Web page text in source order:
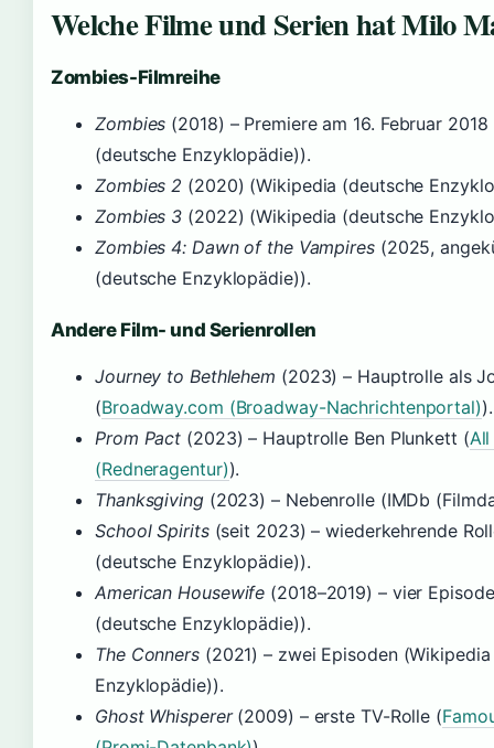
Welche Filme und Serien hat Milo
Zombies-Filmreihe
Zombies (2018) – Premiere am 16. Februar
(deutsche Enzyklopädie)).
Zombies 2 (2020) (Wikipedia (deutsche
Zombies 3 (2022) (Wikipedia (deutsche
Zombies 4: Dawn of the Vampires(2025,
(deutsche Enzyklopädie)).
Andere Film- und Serienrollen
Journey to Bethlehem (2023) – Hauptrolle als
(Broadway.com (Broadway-Nachrichtenportal)).
Prom Pact (2023) – Hauptrolle Ben Plunkett (
(Redneragentur)).
Thanksgiving(2023) – Nebenrolle (IMDb
School Spirits(seit 2023) – wiederkehrende
(deutsche Enzyklopädie)).
American Housewife (2018–2019) – vier
(deutsche Enzyklopädie)).
The Conners(2021) – zwei Episoden
Enzyklopädie)).
Ghost Whisperer(2009) – erste TV-Rolle (